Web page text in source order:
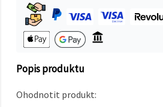
Popis produktu
Ohodnotit produkt: